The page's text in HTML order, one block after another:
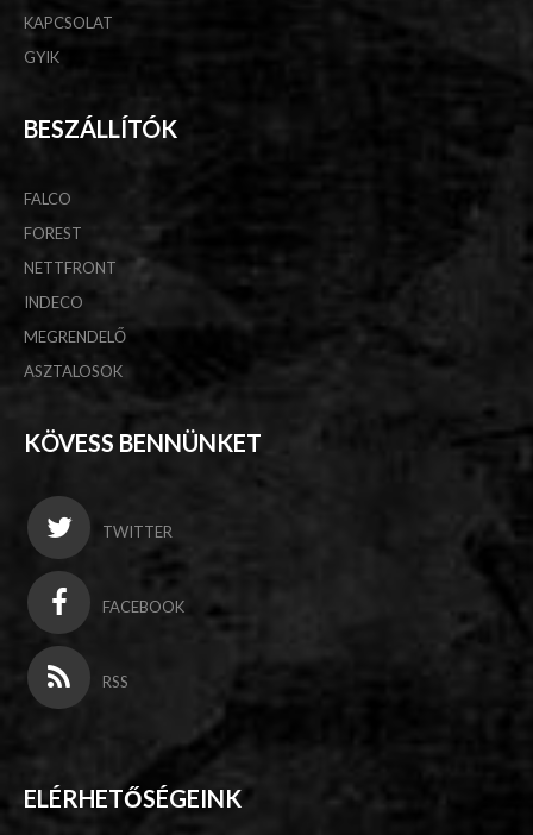
KAPCSOLAT
GYIK
BESZÁLLÍTÓK
FALCO
FOREST
NETTFRONT
INDECO
MEGRENDELŐ
ASZTALOSOK
KÖVESS BENNÜNKET
TWITTER
FACEBOOK
RSS
ELÉRHETŐSÉGEINK